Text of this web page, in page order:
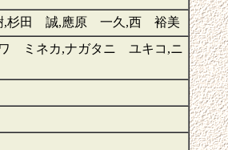
,杉田 誠,應原 一久,西 裕美
ミネカ,ナガタニ ユキコ,ニ